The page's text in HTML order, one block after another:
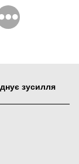
зусилля